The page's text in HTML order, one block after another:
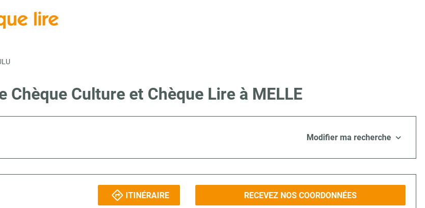
Chèque Culture et Chèque Lire à MELLE
Modifier ma recherche
ITINÉRAIRE RECEVEZ NOS COORDONNÉES